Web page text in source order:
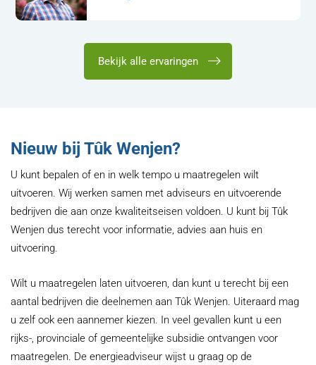
Bekijk alle ervaringen
Nieuw bij Tûk Wenjen?
U kunt bepalen of en in welk tempo u maatregelen wilt
uitvoeren. Wij werken samen met adviseurs en uitvoerende
bedrijven die aan onze kwaliteitseisen voldoen. U kunt bij Tûk
Wenjen dus terecht voor informatie, advies aan huis en
uitvoering.
Wilt u maatregelen laten uitvoeren, dan kunt u terecht bij een
aantal bedrijven die deelnemen aan Tûk Wenjen. Uiteraard mag
u zelf ook een aannemer kiezen. In veel gevallen kunt u een
rijks-, provinciale of gemeentelijke subsidie ontvangen voor
maatregelen. De energieadviseur wijst u graag op de